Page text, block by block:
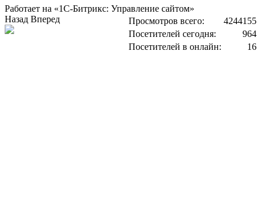
Работает на «1С-Битрикс: Управление сайтом»
Просмотров всего:
4244155
Посетителей сегодня:
964
Посетителей в онлайн:
16
Назад Вперед